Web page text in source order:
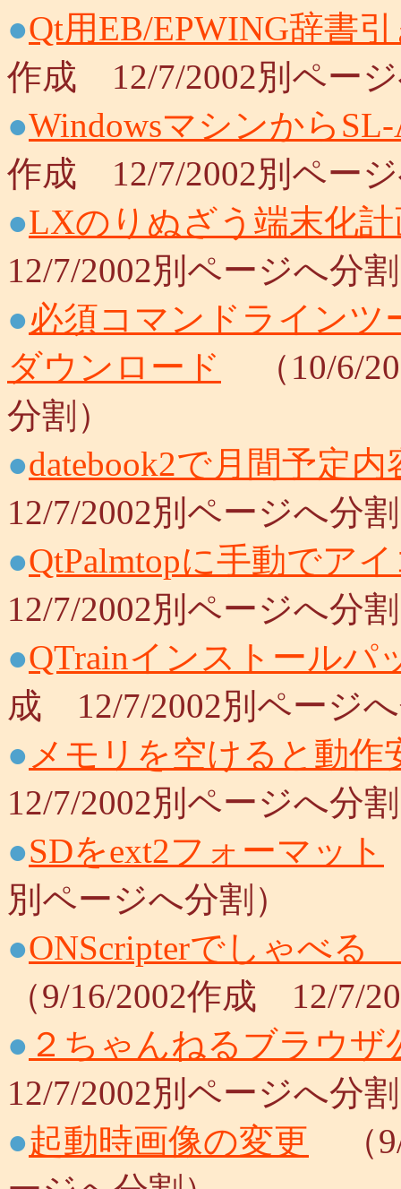
●Qt用EB/EPWING辞書
作成 12/7/2002別ペー
●Windowsマシンから
作成 12/7/2002別ペー
●LXのりぬざう端末化計
12/7/2002別ページへ分
●必須コマンドラインツ
ダウンロード
（10/6/
分割）
●datebook2で月間予定内
12/7/2002別ページへ分
●QtPalmtopに手動でア
12/7/2002別ページへ分
●QTrainインストールパ
成 12/7/2002別ページ
● メモリを空けると動作
12/7/2002別ページへ分
●SDをext2フォーマット
別ページへ分割）
●ONScripterでしゃべ
（9/16/2002作成 12/7/
● ２ちゃんねるブラウザ
12/7/2002別ページへ分
●起動時画像の変更 （